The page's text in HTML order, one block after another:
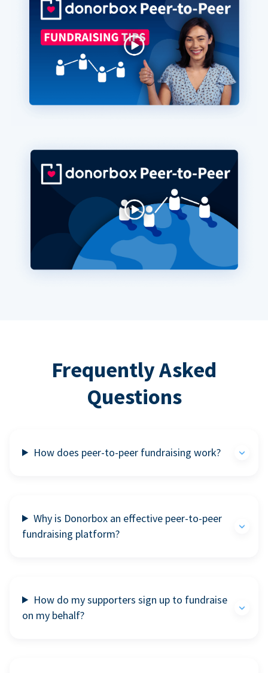
Frequently Asked
Questions
How does peer-to-peer fundraising work?
Why is Donorbox an effective peer-to-peer
fundraising platform?
How do my supporters sign up to fundraise
on my behalf?